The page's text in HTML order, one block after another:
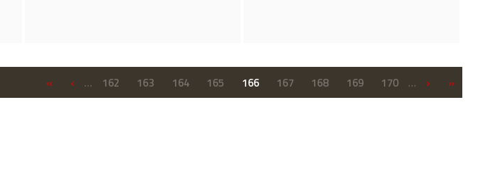
« ‹ … 162 163 164 165 166 167 168 169 170 … › »